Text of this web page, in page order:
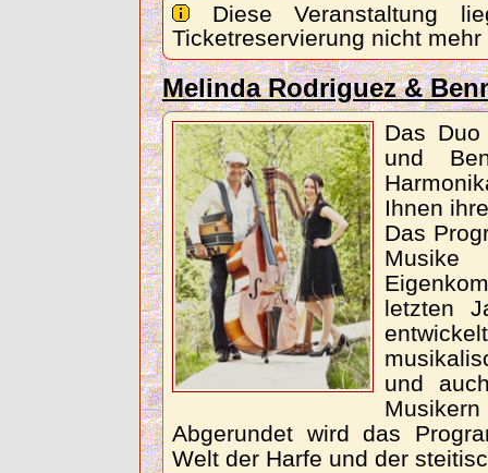
Diese Veranstaltung
Ticketreservierung nicht
Melinda Rodriguez &
Das
und
Ihnen
Das
letzten
und
Musikern
Abgerundet wird das
Welt der Harfe und der